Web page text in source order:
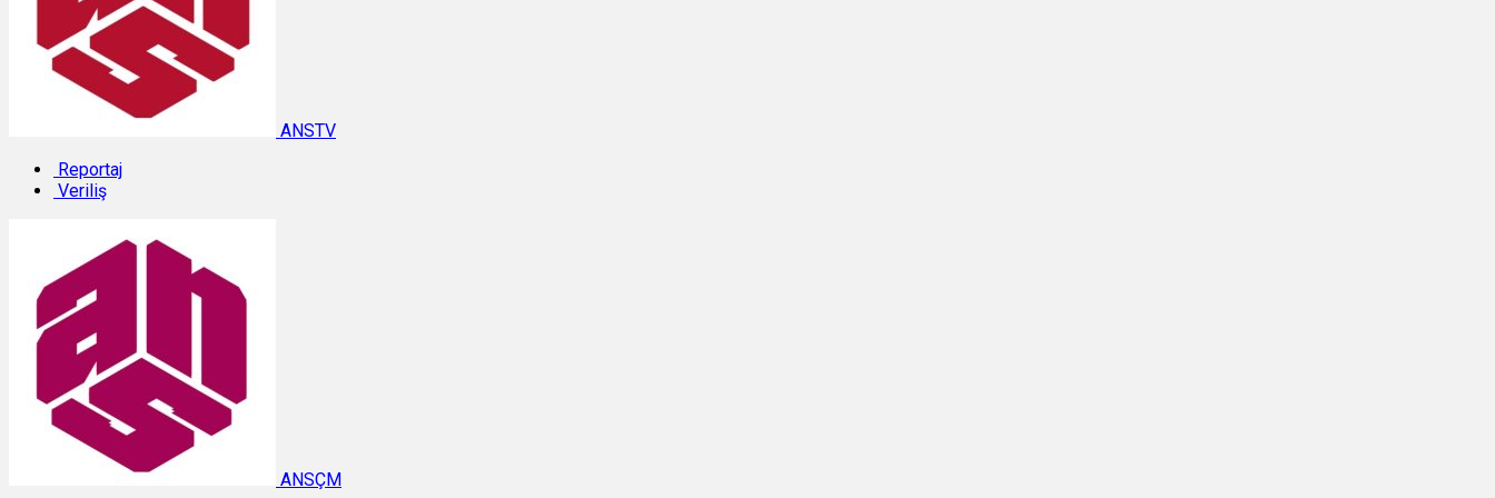
ANSTV
Reportaj
Veriliş
ANSÇM